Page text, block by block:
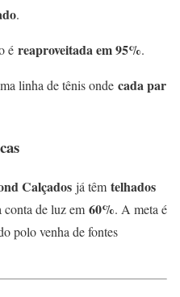
.
é reaproveitada em 95%.
linha de tênis onde cada par
Calçados já têm telhados
conta de luz em 60%. A meta é
polo venha de fontes